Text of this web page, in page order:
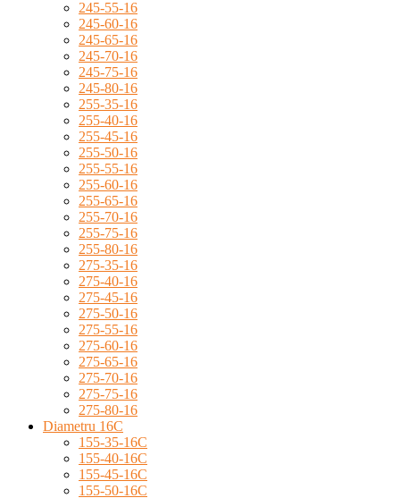
245-55-16
245-60-16
245-65-16
245-70-16
245-75-16
245-80-16
255-35-16
255-40-16
255-45-16
255-50-16
255-55-16
255-60-16
255-65-16
255-70-16
255-75-16
255-80-16
275-35-16
275-40-16
275-45-16
275-50-16
275-55-16
275-60-16
275-65-16
275-70-16
275-75-16
275-80-16
Diametru 16C
155-35-16C
155-40-16C
155-45-16C
155-50-16C